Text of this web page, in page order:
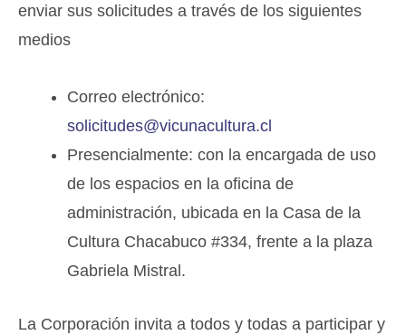
enviar sus solicitudes a través de los siguientes
medios
Correo electrónico:
solicitudes@vicunacultura.cl
Presencialmente: con la encargada de uso
de los espacios en la oficina de
administración, ubicada en la Casa de la
Cultura Chacabuco #334, frente a la plaza
Gabriela Mistral.
La Corporación invita a todos y todas a participar y